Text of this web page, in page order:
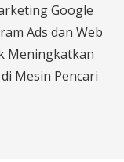
Google
Ads dan Web
Meningkatkan
Mesin Pencari